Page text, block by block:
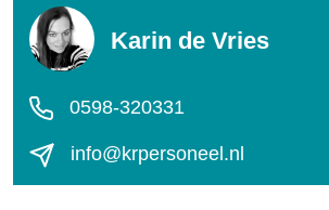
Karin de Vries
0598-320331
info@krpersoneel.nl